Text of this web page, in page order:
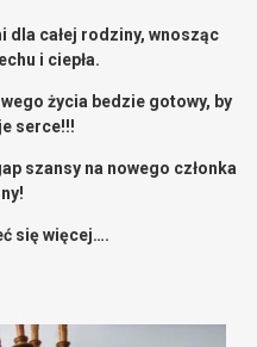
dla całej rodziny, wnosząc
i ciepła.
życia bedzie gotowy, by
serce!!!
szansy na nowego członka
się więcej….